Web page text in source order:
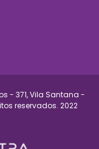
- 371, Vila Santana -
reservados. 2022